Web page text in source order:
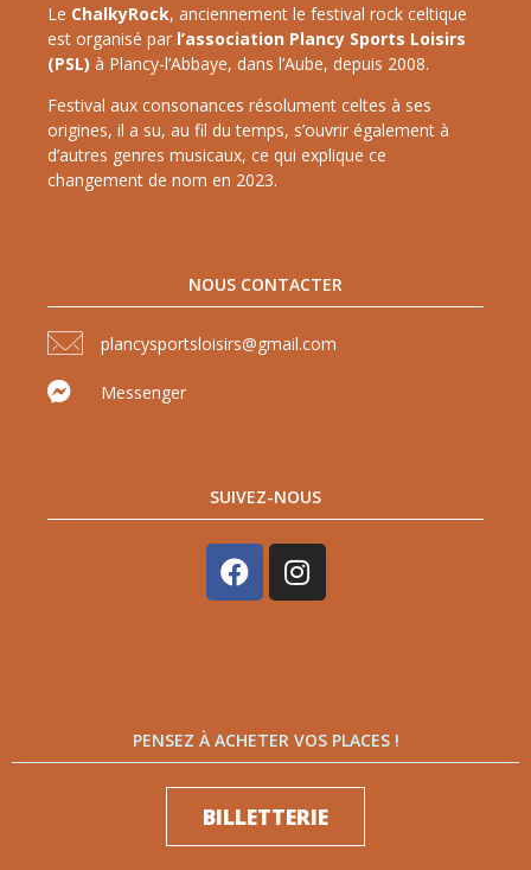
Le ChalkyRock, anciennement le festival rock celtique
est organisé par l’association Plancy Sports Loisirs
(PSL) à Plancy-l’Abbaye, dans l’Aube, depuis 2008.
Festival aux consonances résolument celtes à ses
origines, il a su, au fil du temps, s’ouvrir également à
d’autres genres musicaux, ce qui explique ce
changement de nom en 2023.
NOUS CONTACTER
plancysportsloisirs@gmail.com
Messenger
SUIVEZ-NOUS
PENSEZ À ACHETER VOS PLACES !
BILLETTERIE